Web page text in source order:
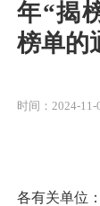
年“揭
榜单的
时间：2024-11-
各有关单位：